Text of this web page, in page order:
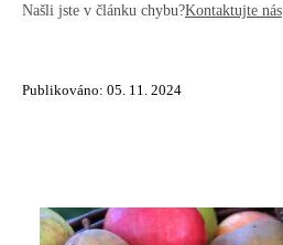
Našli jste v článku chybu?Kontaktujte nás
Publikováno: 05. 11. 2024